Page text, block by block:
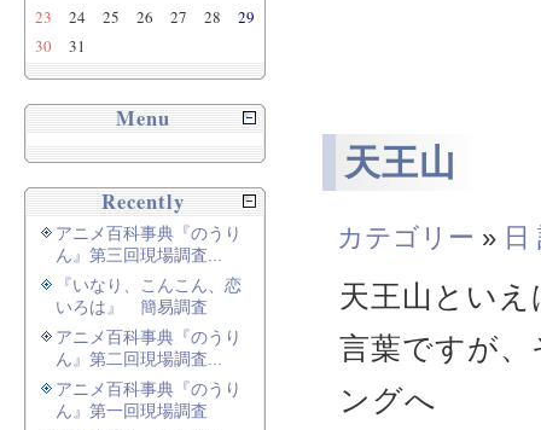
天王山
カテゴリー » 日
天王山とい
言葉ですが
ングへ
23
24 25 26 27 28
29
30
31
Menu
Recently
アニメ百科事典『のうり
ん』第三回現場調査...
『いなり、こんこん、恋
いろは』 簡易調査
アニメ百科事典『のうり
ん』第二回現場調査...
アニメ百科事典『のうり
ん』第一回現場調査